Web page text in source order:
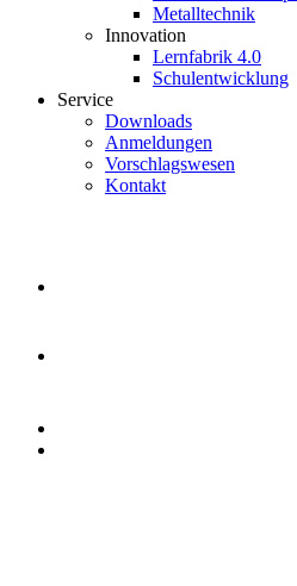
Metalltechnik
Innovation
Lernfabrik 4.0
Schulentwicklung
Service
Downloads
Anmeldungen
Vorschlagswesen
Kontakt